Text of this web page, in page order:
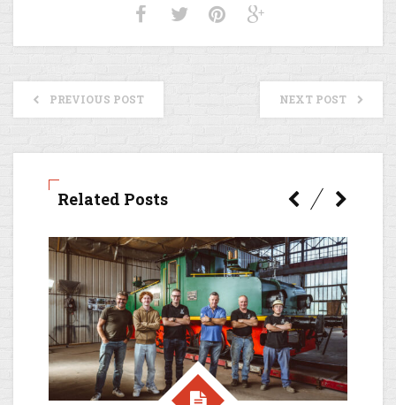
PREVIOUS POST NEXT POST
Related Posts